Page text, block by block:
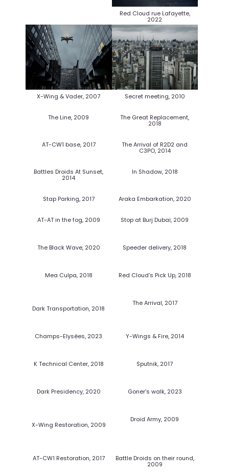
Red Cloud rue Lafayette,
2022
X-Wing & Vader, 2007 Secret meeting, 2010
The Line, 2009 The Great Replacement,
2018
AT-CW1 base, 2017 The Arrival of R2D2 and
C3PO, 2014
Battles Droids At Sunset,
2014
In Shadow, 2018
Stap Parking, 2017 Araka Embarkation, 2020
AT-AT in the fog, 2009 Stop at Burj Dubaï, 2009
The Black Wave, 2020 Speeder delivery, 2018
Mea Culpa, 2018 Red Cloud’s Pick Up, 2018
Dark Transportation, 2018
The Arrival, 2017
Champs-Elysées, 2023 Y-Wings & Fire, 2014
K Technical Center, 2018 Sputnik, 2017
Dark Presidency, 2020 Goner’s walk, 2023
X-Wing Restoration, 2009
Droid Army, 2009
AT-CW1 Restoration, 2017 Battle Droids on their round,
2009